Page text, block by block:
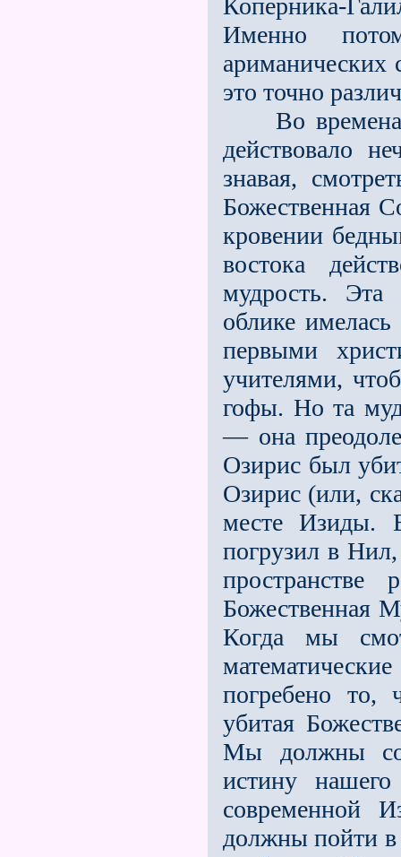
Коперника-
Именно
это точно
Во времена,
действовало
знавая,
Божественная
кровении
востока
мудрость. Эта
облике
первыми
учителями,
гофы. Но та
— она
Озирис был
Озирис (или,
месте Изиды.
погрузил в
пространстве
Божественная
Когда мы
погребено то,
убитая
Мы должны
истину
современной
должны пойти в